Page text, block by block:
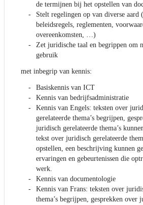
de termijnen bij het opstellen van
Stelt regelingen op van diverse aard
beleidsregels, reglementen,
overeenkomsten, …)
Zet juridische taal en begrippen om
gebruik
met inbegrip van kennis:
Basiskennis van ICT
Kennis van bedrijfsadministratie
Kennis van Engels: teksten over
gerelateerde thema’s begrijpen,
juridisch gerelateerde thema’s
tekst over juridisch gerelateerde
opstellen, een beschrijving kunnen
ervaringen en gebeurtenissen die
werk.
Kennis van documentologie
Kennis van Frans: teksten over
thema’s begrijpen, gesprekken over